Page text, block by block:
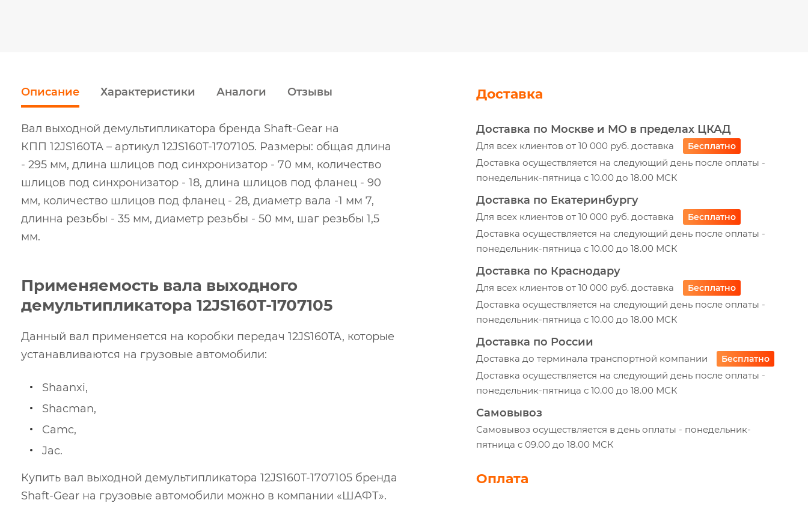
Описание Характеристики Аналоги Отзывы
Вал выходной демультипликатора бренда Shaft-Gear на
КПП 12JS160TA – артикул 12JS160T-1707105. Размеры: общая длина
- 295 мм, длина шлицов под синхронизатор - 70 мм, количество
шлицов под синхронизатор - 18, длина шлицов под фланец - 90
мм, количество шлицов под фланец - 28, диаметр вала -1 мм 7,
длинна резьбы - 35 мм, диаметр резьбы - 50 мм, шаг резьбы 1,5
мм.
Применяемость вала выходного
демультипликатора 12JS160T-1707105
Данный вал применяется на коробки передач 12JS160TA, которые
устанавливаются на грузовые автомобили:
Shaanxi,
Shacman,
Camc,
Jac.
Купить вал выходной демультипликатора 12JS160T-1707105 бренда
Shaft-Gear на грузовые автомобили можно в компании «ШАФТ».
Доставка
Доставка по Москве и МО в пределах ЦКАД
Для всех клиентов от 10 000 руб. доставка Бесплатно
Доставка осуществляется на следующий день после оплаты -
понедельник-пятница с 10.00 до 18.00 МСК
Доставка по Екатеринбургу
Для всех клиентов от 10 000 руб. доставка Бесплатно
Доставка осуществляется на следующий день после оплаты -
понедельник-пятница с 10.00 до 18.00 МСК
Доставка по Краснодару
Для всех клиентов от 10 000 руб. доставка Бесплатно
Доставка осуществляется на следующий день после оплаты -
понедельник-пятница с 10.00 до 18.00 МСК
Доставка по России
Доставка до терминала транспортной компании Бесплатно
Доставка осуществляется на следующий день после оплаты -
понедельник-пятница с 10.00 до 18.00 МСК
Самовывоз
Самовывоз осуществляется в день оплаты - понедельник-
пятница с 09.00 до 18.00 МСК
Оплата